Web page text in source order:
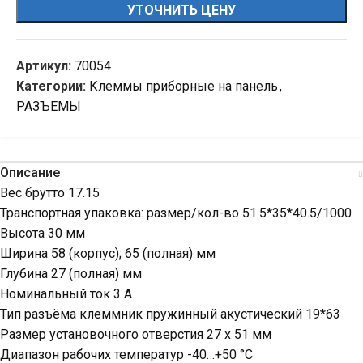
УТОЧНИТЬ ЦЕНУ
Артикул: 70054
Категории: Клеммы приборные на панель,
РАЗЪЕМЫ
Описание
Вес брутто 17.15
Транспортная упаковка: размер/кол-во 51.5*35*40.5/1000
Высота 30 мм
Ширина 58 (корпус); 65 (полная) мм
Глубина 27 (полная) мм
Номинальный ток 3 А
Тип разъёма клеммник пружинный акустический 19*63
Размер установочного отверстия 27 х 51 мм
Диапазон рабочих температур -40…+50 °С